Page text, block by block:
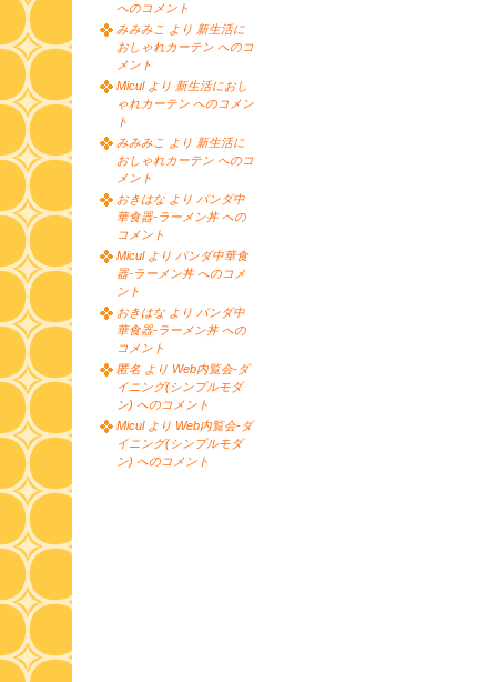
へのコメント
みみみこ より 新生活に
おしゃれカーテン へのコ
メント
Micul より 新生活におし
ゃれカーテン へのコメン
ト
みみみこ より 新生活に
おしゃれカーテン へのコ
メント
おきはな より パンダ中
華食器-ラーメン丼 への
コメント
Micul より パンダ中華食
器-ラーメン丼 へのコメ
ント
おきはな より パンダ中
華食器-ラーメン丼 への
コメント
匿名 より Web内覧会-ダ
イニング(シンプルモダ
ン) へのコメント
Micul より Web内覧会-ダ
イニング(シンプルモダ
ン) へのコメント